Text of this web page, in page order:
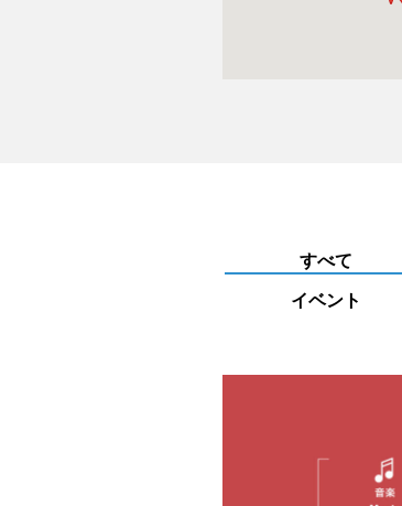
すべて
イベント